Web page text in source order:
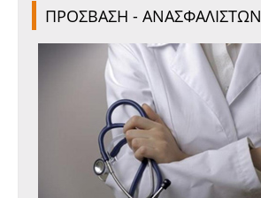
ΠΡΟΣΒΑΣΗ - ΑΝΑΣΦΑΛΙΣΤΩΝ